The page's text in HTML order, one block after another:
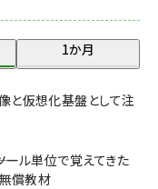
1か月
と仮想化基盤として注
ール単位で覚えてきた
償教材